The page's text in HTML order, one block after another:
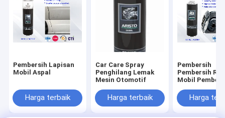
Pembersih Lapisan
Mobil Aspal
Harga terbaik
Car Care Spray
Penghilang Lemak
Mesin Otomotif
Harga terbaik
Pembersih
Pembersih
Mobil
Harga